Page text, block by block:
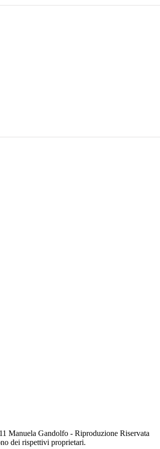
Manuela Gandolfo - Riproduzione Riservata
dei rispettivi proprietari.